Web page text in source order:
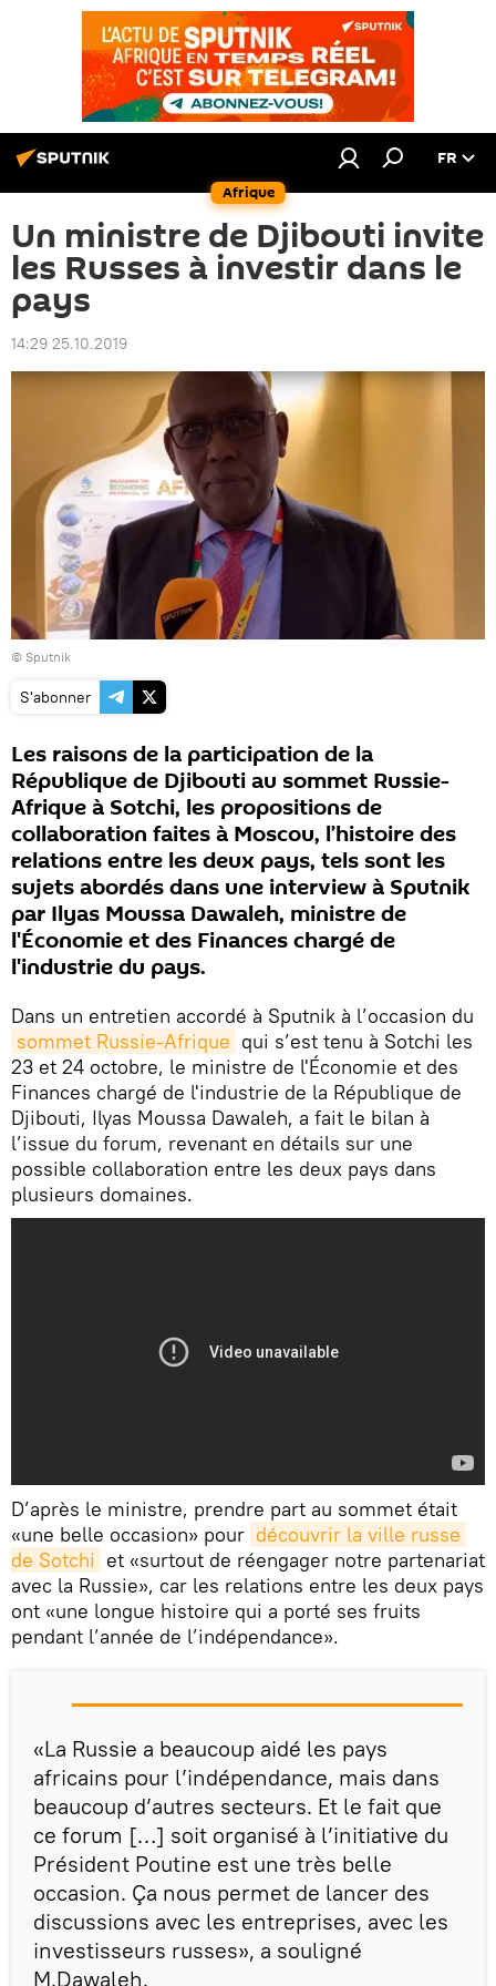
Afrique
FR
Un ministre de Djibouti invite
les Russes à investir dans le
pays
14:29 25.10.2019
© Sputnik
S'abonner
Les raisons de la participation de la
République de Djibouti au sommet Russie-
Afrique à Sotchi, les propositions de
collaboration faites à Moscou, l’histoire des
relations entre les deux pays, tels sont les
sujets abordés dans une interview à Sputnik
par Ilyas Moussa Dawaleh, ministre de
l'Économie et des Finances chargé de
l'industrie du pays.
Dans un entretien accordé à Sputnik à l’occasion du
sommet Russie-Afrique qui s’est tenu à Sotchi les
23 et 24 octobre, le ministre de l'Économie et des
Finances chargé de l'industrie de la République de
Djibouti, Ilyas Moussa Dawaleh, a fait le bilan à
l’issue du forum, revenant en détails sur une
possible collaboration entre les deux pays dans
plusieurs domaines.
D’après le ministre, prendre part au sommet était
«une belle occasion» pour découvrir la ville russe
de Sotchi et «surtout de réengager notre partenariat
avec la Russie», car les relations entre les deux pays
ont «une longue histoire qui a porté ses fruits
pendant l’année de l’indépendance».
«La Russie a beaucoup aidé les pays
africains pour l’indépendance, mais dans
beaucoup d’autres secteurs. Et le fait que
ce forum […] soit organisé à l’initiative du
Président Poutine est une très belle
occasion. Ça nous permet de lancer des
discussions avec les entreprises, avec les
investisseurs russes», a souligné
M.Dawaleh.